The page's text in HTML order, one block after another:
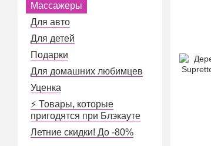
Массажеры
Для авто
Для детей
Подарки
Для домашних любимцев
Уценка
⚡️ Товары, которые
пригодятся при Блэкауте
Летние скидки! До -80%